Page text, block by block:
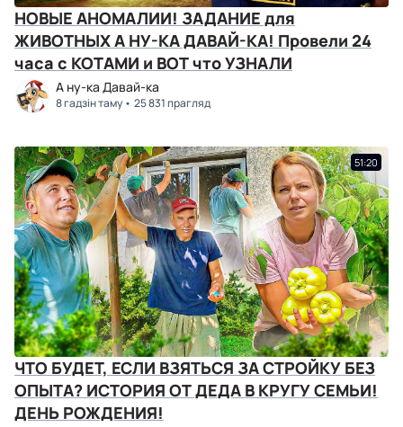
НОВЫЕ АНОМАЛИИ! ЗАДАНИЕ для
ЖИВОТНЫХ А НУ-КА ДАВАЙ-КА! Провели 24
часа с КОТАМИ и ВОТ что УЗНАЛИ
А ну-ка Давай-ка
8 гадзін таму 25 831 прагляд
51:20
ЧТО БУДЕТ, ЕСЛИ ВЗЯТЬСЯ ЗА СТРОЙКУ БЕЗ
ОПЫТА? ИСТОРИЯ ОТ ДЕДА В КРУГУ СЕМЬИ!
ДЕНЬ РОЖДЕНИЯ!